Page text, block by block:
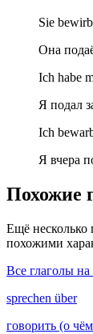
Sie
Она
Ich habe
Я подал
Ich
Я вчера
Похожие
Ещё несколько
похожими
Все глаголы на
sprechen über
говорить (о